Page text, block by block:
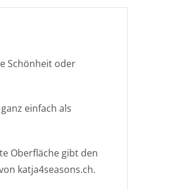
Schönheit oder
einfach als
Oberfläche gibt den
katja4seasons.ch.